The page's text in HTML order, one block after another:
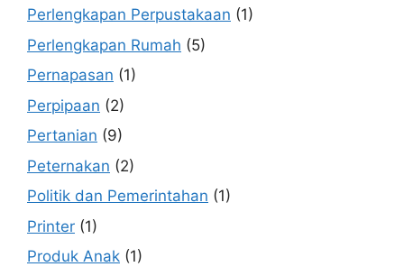
Perlengkapan Perpustakaan (1)
Perlengkapan Rumah (5)
Pernapasan (1)
Perpipaan (2)
Pertanian (9)
Peternakan (2)
Politik dan Pemerintahan (1)
Printer (1)
Produk Anak (1)